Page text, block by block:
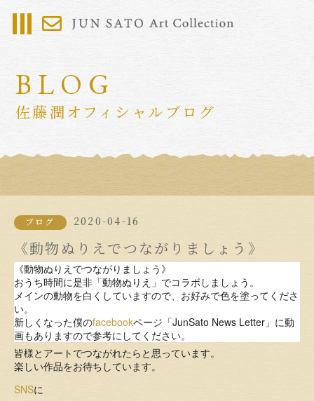
BLOG
佐藤潤オフィシャルブログ
ブログ 2020-04-16
《動物ぬりえでつながりましょう》
《動物ぬりえでつながりましょう》
おうち時間に是非「動物ぬりえ」でコラボしましょう。
メインの動物を白くしていますので、お好みで色を塗ってくださ
い。
新しくなった僕のfacebookページ「JunSato News Letter」に動
画もありますので参考にしてください。
皆様とアートでつながれたらと思っています。
楽しい作品をお待ちしています。
SNSに